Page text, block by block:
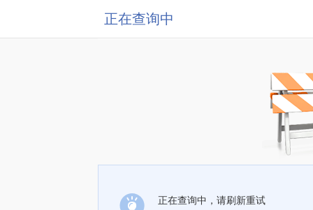
正在查询中
正在查询中，请刷新重试